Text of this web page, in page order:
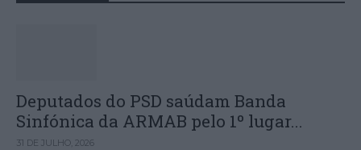
Deputados do PSD saúdam Banda
Sinfónica da ARMAB pelo 1º lugar...
31 DE JULHO, 2026